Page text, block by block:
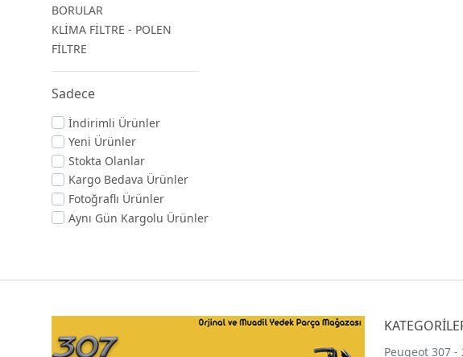
BORULAR
KLİMA FİLTRE - POLEN
FİLTRE
Sadece
İndirimli Ürünler
Yeni Ürünler
Stokta Olanlar
Kargo Bedava Ürünler
Fotoğraflı Ürünler
Aynı Gün Kargolu Ürünler
Peugeot 307 -